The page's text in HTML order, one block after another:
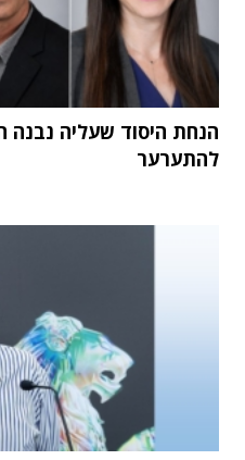
הנחת היסוד שעליה נבנה
להתערער